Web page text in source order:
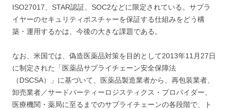
ISO27017、STAR認証、SOC2などに限定されている。サプラ
イヤーのセキュリティポスチャーを保証する仕組みをどう構
築・運用するかは、今後の大きな課題である。
なお、米国では、偽造医薬品対策を目的として2013年11月27日
に制定された「医薬品サプライチェーン安全保障法
（DSCSA）」に基づいて、医薬品製造業者から、再包装業者、
卸売業者／サードパーティーロジスティクス・プロバイダー、
医療機関・薬局に至るまでのサプライチェーンの各段階で、ト